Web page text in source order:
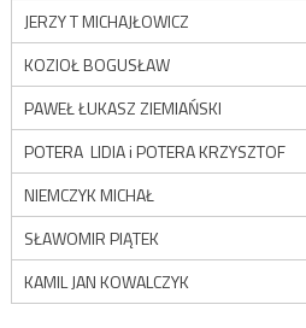
JERZY T MICHAJŁOWICZ
KOZIOŁ BOGUSŁAW
PAWEŁ ŁUKASZ ZIEMIAŃSKI
POTERA LIDIA i POTERA KRZYSZTOF
NIEMCZYK MICHAŁ
SŁAWOMIR PIĄTEK
KAMIL JAN KOWALCZYK